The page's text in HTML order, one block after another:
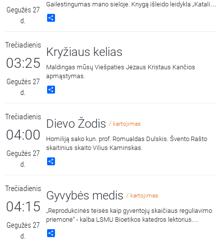
Gegužės 27
d.
Gailestingumas mano sieloje. Knygą išleido leidykla „Katalikų
pasaulio leidiniai“, 2014 m.
Trečiadienis
03:25
Gegužės 27
d.
Kryžiaus kelias
Maldingas mūsų Viešpaties Jėzaus Kristaus Kančios
apmąstymas.
Trečiadienis
04:00
Gegužės 27
d.
Dievo Žodis / kartojimas
Homiliją sako kun. prof. Romualdas Dulskis. Švento Rašto
skaitinius skaito Vilius Kaminskas.
Trečiadienis
04:15
Gegužės 27
d.
Gyvybės medis / kartojimas
„Reprodukcinės teisės kaip gyventojų skaičiaus reguliavimo
priemonė“ - kalba LSMU Bioetikos katedros lektorius
Ramūnas Aušrotas. Įrašas iš konferencijos „Žmogaus
gyvybės ir orumo neatsiejamumo principas“.